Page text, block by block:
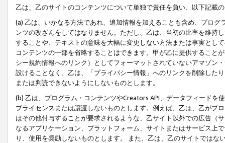
乙は、乙のサイトのコンテンツについて単独で責任を負い、以下記載
(a) 乙は、いかなる方法であれ、追加情報を加えることも含め、プロ
ンツの改ざんをしてはなりません。ただし、乙は、当初の比率を維持
することや、テキストの意味を大幅に変更しない方法または事実とし
コンテンツの一部を省略することはできます。甲が乙に提供すること
シー規約情報へのリンク）としてフォーマットされていないアマゾン
設けることなく、乙は、「プライバシー情報」へのリンクを削除した
または判読できないようにしないものとします。
(b) 乙は、プログラム・コンテンツやCreators API、データフィード
ブライセンスまたは譲渡しないものとします。例えば、乙は、乙がプ
はその他付与することが要求されるような、乙サイト以外での広告（
なるアプリケーション、プラットフォーム、サイトまたはサービス上
り、使用を奨励しないものとします。 また、乙は、乙のサイトでは